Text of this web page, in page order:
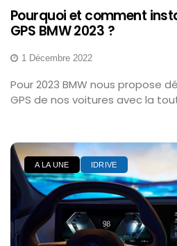
Pourquoi et comment
GPS BMW 2023 ?
1 Décembre 2022
Pour 2023 BMW nous propose
GPS de nos voitures avec la
A LA UNE IDRIVE